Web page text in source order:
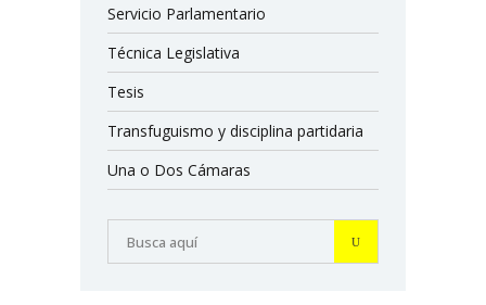
Servicio Parlamentario
Técnica Legislativa
Tesis
Transfuguismo y disciplina partidaria
Una o Dos Cámaras